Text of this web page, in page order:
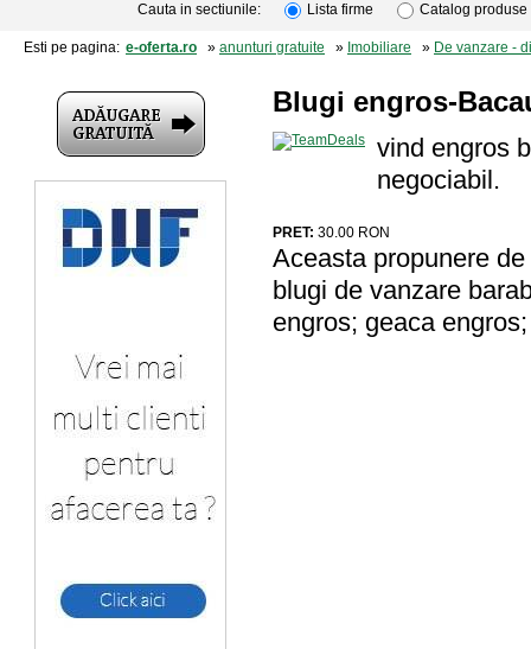
Cauta in sectiunile: Lista firme Catalog produse
Esti pe pagina: e-oferta.ro » anunturi gratuite » Imobiliare » De vanzare -
Blugi engros-
vind engros
negociabil.
PRET: 30.00 RON
Aceasta propunere
blugi de vanzare
engros; geaca